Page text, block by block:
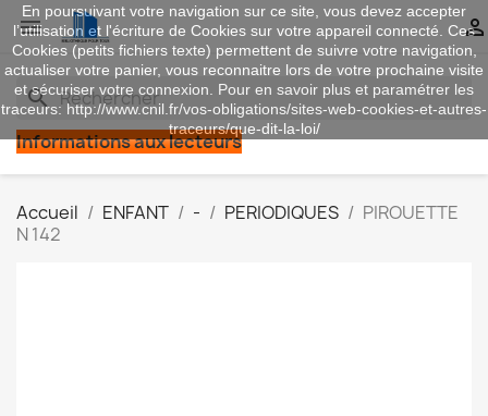
 
search
Informations aux lecteurs
Accueil ENFANT - PERIODIQUES
PIROUETTE
N 142
En poursuivant votre navigation sur ce site, vous devez accepter
l’utilisation et l'écriture de Cookies sur votre appareil connecté. Ces
Cookies (petits fichiers texte) permettent de suivre votre navigation,
actualiser votre panier, vous reconnaitre lors de votre prochaine visite
et sécuriser votre connexion. Pour en savoir plus et paramétrer les
traceurs: http://www.cnil.fr/vos-obligations/sites-web-cookies-et-autres-
traceurs/que-dit-la-loi/